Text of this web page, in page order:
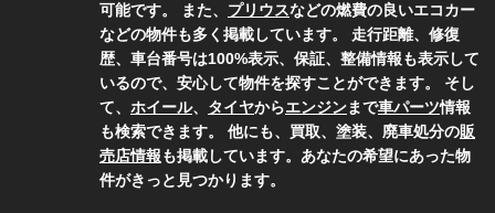
可能です。 また、 プリウスなどの燃費の良いエコカー
などの物件も多く掲載しています。 走行距離、修復
歴、車台番号は100%表示、保証、整備情報も表示して
いるので、安心して物件を探すことができます。 そし
て、 ホイール、 タイヤからエンジンまで車パーツ情報
も検索できます。 他にも、買取、塗装、廃車処分の販
売店情報も掲載しています。あなたの希望にあった物
件がきっと見つかります。